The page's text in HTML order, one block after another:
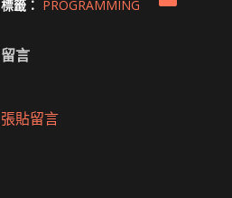
標籤： PROGRAMMING
留言
張貼留言